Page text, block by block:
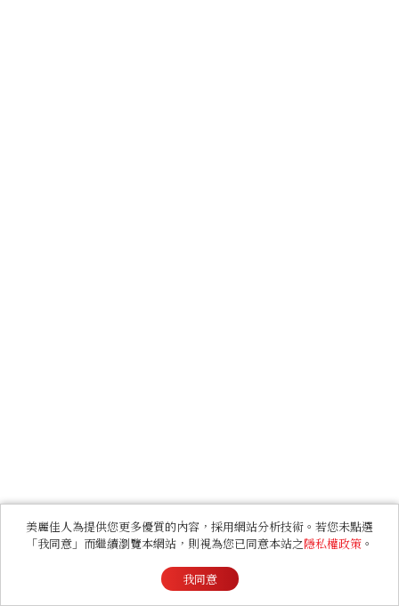
美麗佳人為提供您更多優質的內容，採用網站分析技術。若您未點選
「我同意」而繼續瀏覽本網站，則視為您已同意本站之隱私權政策 。
我同意